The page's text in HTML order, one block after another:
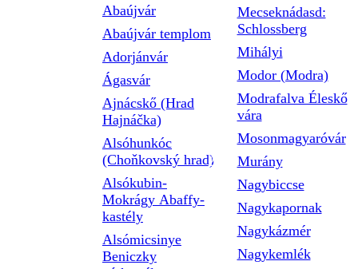
Abaújvár
Abaújvár templom
Adorjánvár
Ágasvár
Ajnácskő (Hrad
Hajnáčka)
Alsóhunkóc
(Choňkovský hrad)
Alsókubin-
Mokrágy Abaffy-
kastély
Alsómicsinye
Beniczky
Mecseknádasd:
Schlossberg
Mihályi
Modor (Modra)
Modrafalva Éleskő
vára
Mosonmagyaróvár
Murány
Nagybiccse
Nagykapornak
Nagykázmér
Nagykemlék